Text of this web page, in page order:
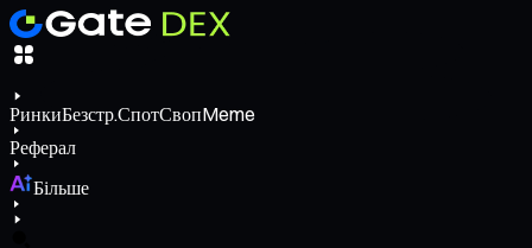
РинкиБезстр.СпотСвопMeme
Реферал
Більше